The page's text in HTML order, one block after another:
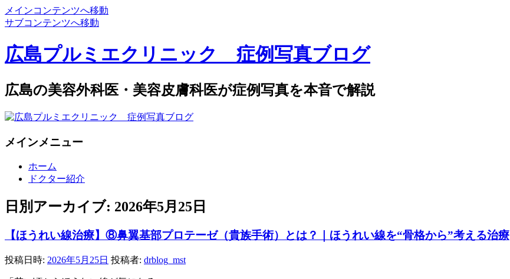
メインコンテンツへ移動
サブコンテンツへ移動
広島プルミエクリニック 症例写真ブログ
広島の美容外科医・美容皮膚科医が症例写真を本音で解説
メインメニュー
ホーム
ドクター紹介
日別アーカイブ: 2026年5月25日
【ほうれい線治療】⑧鼻翼基部プロテーゼ（貴族手術）とは？｜ほうれい線を“骨格から”考える治療
投稿日時: 2026年5月25日 投稿者: drblog_mst